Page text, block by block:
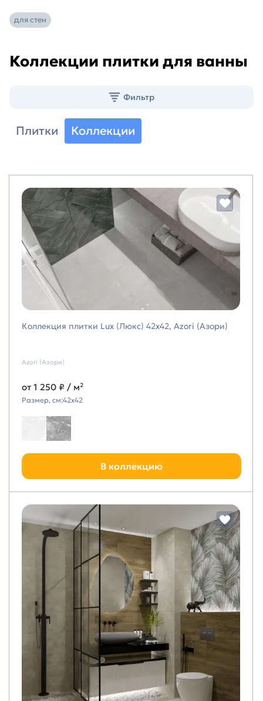
для стен
Коллекции плитки для ванны
Фильтр
Плитки Коллекции
Коллекция плитки Lux (Люкс) 42х42, Azori (Азори)
Azori (Азори)
от 1 250 ₽ / м²
Размер, см:42х42
В коллекцию